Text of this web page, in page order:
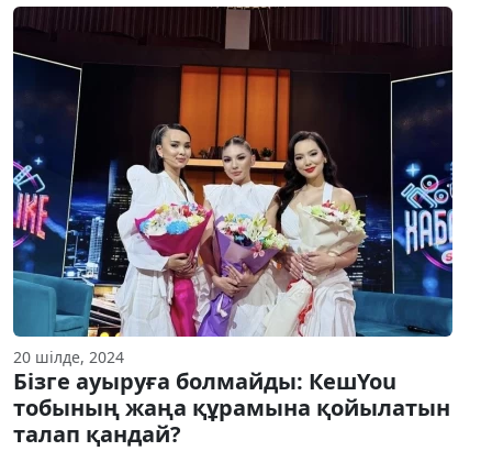
20 шілде, 2024
Бізге ауыруға болмайды: КешYou
тобының жаңа құрамына қойылатын
талап қандай?